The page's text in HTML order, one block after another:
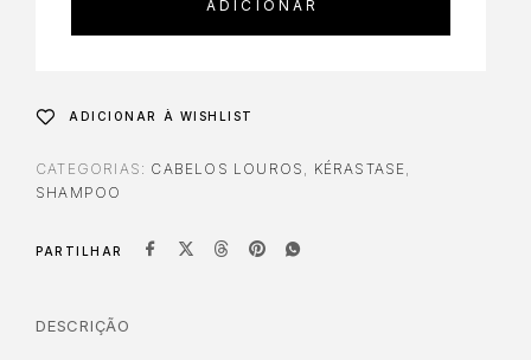
ADICIONAR
ADICIONAR À WISHLIST
CATEGORIAS: CABELOS LOUROS KÉRASTASE
SHAMPOO
PARTILHAR
DESCRIÇÃO